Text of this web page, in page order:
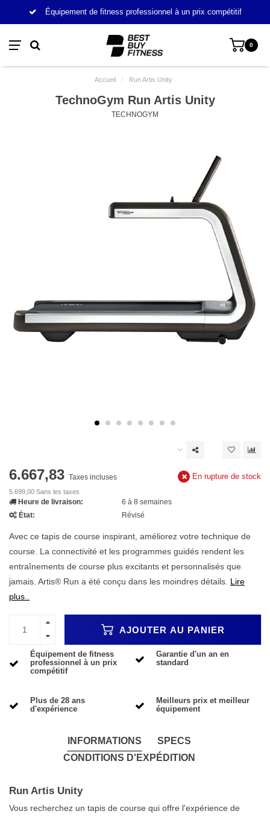
Équipement de fitness professionnel à un prix compétitif
0
Accueil / Run Artis Unity
TechnoGym Run Artis Unity
TECHNOGYM
6.667,83 Taxes incluses
5.699,00 Sans les taxes
En rupture de stock
Heure de livraison:
6 à 8 semaines
État:
Révisé
Avec ce tapis de course inspirant, améliorez votre technique de
course. La connectivité et les programmes guidés rendent les
entraînements de course plus excitants et personnalisés que
jamais. Artis® Run a été conçu dans les moindres détails. Lire
plus..
AJOUTER AU PANIER
Équipement de fitness
professionnel à un prix
compétitif
Garantie d'un an en
standard
Plus de 28 ans
d'expérience
Meilleurs prix et meilleur
équipement
INFORMATIONS
SPECS
CONDITIONS D'EXPÉDITION
Run Artis Unity
Vous recherchez un tapis de course qui offre l'expérience de